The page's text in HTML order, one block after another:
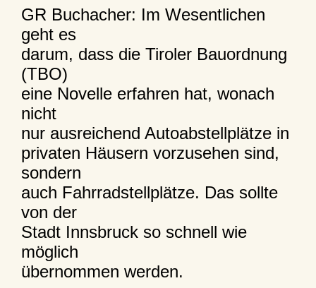
GR Buchacher: Im Wesentlichen
geht es
darum, dass die Tiroler Bauordnung
(TBO)
eine Novelle erfahren hat, wonach
nicht
nur ausreichend Autoabstellplätze in
privaten Häusern vorzusehen sind,
sondern
auch Fahrradstellplätze. Das sollte
von der
Stadt Innsbruck so schnell wie
möglich
übernommen werden.